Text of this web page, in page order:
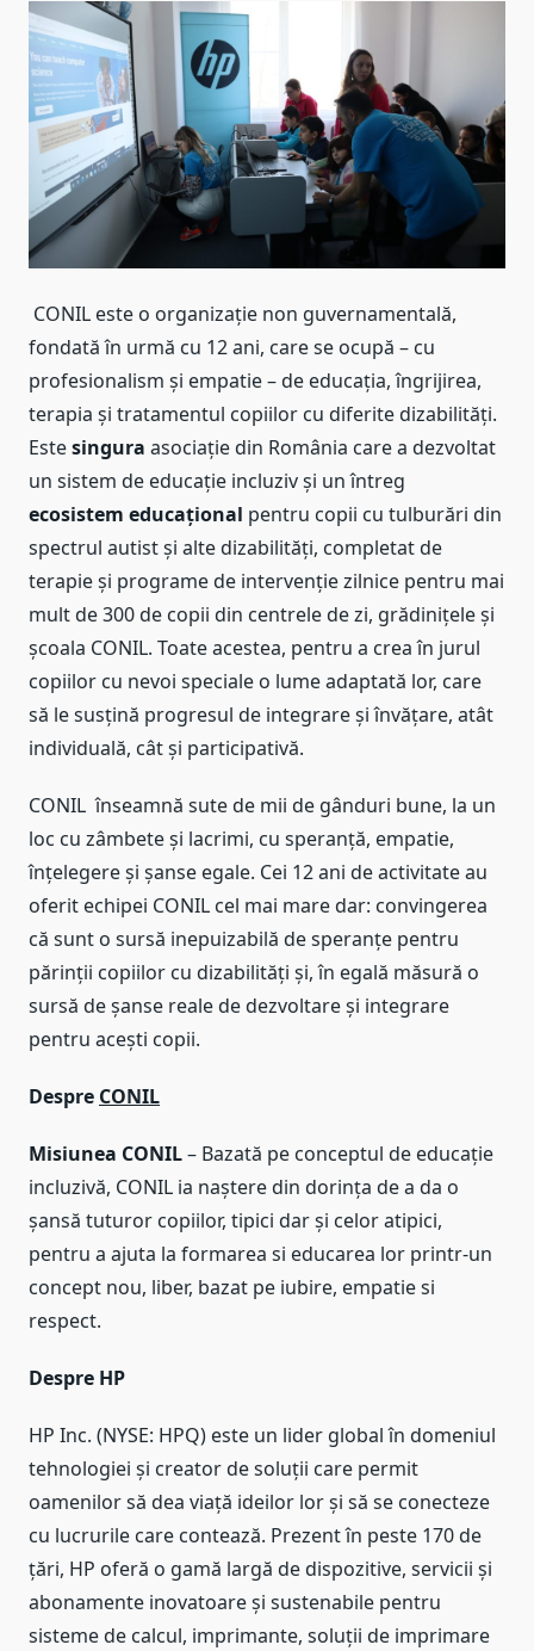
CONIL este o organizație non guvernamentală,
fondată în urmă cu 12 ani, care se ocupă – cu
profesionalism și empatie – de educația, îngrijirea,
terapia și tratamentul copiilor cu diferite dizabilități.
Estesingura asociație din România care a dezvoltat
un sistem de educație incluziv și un întreg
ecosistem educațional pentru copii cu tulburări din
spectrul autist și alte dizabilități, completat de
terapie și programe de intervenție zilnice pentru mai
mult de 300 de copii din centrele de zi, grădinițele și
școala CONIL. Toate acestea, pentru a crea în jurul
copiilor cu nevoi speciale o lume adaptată lor, care
să le susțină progresul de integrare și învățare, atât
individuală, cât și participativă.
CONIL înseamnă sute de mii de gânduri bune, la un
loc cu zâmbete și lacrimi, cu speranță, empatie,
înțelegere și șanse egale. Cei 12 ani de activitate au
oferit echipei CONIL cel mai mare dar: convingerea
că sunt o sursă inepuizabilă de speranțe pentru
părinții copiilor cu dizabilități și, în egală măsură o
sursă de șanse reale de dezvoltare și integrare
pentru acești copii.
Despre CONIL
Misiunea CONIL– Bazată pe conceptul de educație
incluzivă, CONIL ia naștere din dorința de a da o
șansă tuturor copiilor, tipici dar și celor atipici,
pentru a ajuta la formarea si educarea lor printr-un
concept nou, liber, bazat pe iubire, empatie si
respect.
Despre HP
HP Inc. (NYSE: HPQ) este un lider global în domeniul
tehnologiei și creator de soluții care permit
oamenilor să dea viață ideilor lor și să se conecteze
cu lucrurile care contează. Prezent în peste 170 de
țări, HP oferă o gamă largă de dispozitive, servicii și
abonamente inovatoare și sustenabile pentru
sisteme de calcul, imprimante, soluții de imprimare